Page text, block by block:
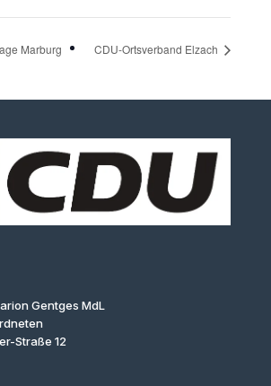
Marburg CDU-Ortsverband Elzach
Gentges MdL
Straße 12